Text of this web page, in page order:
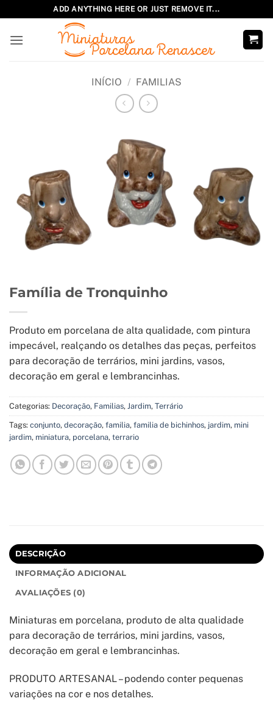
to
content
ADD ANYTHING HERE OR JUST REMOVE IT...
INÍCIO / FAMILIAS
Família de Tronquinho
Produto em porcelana de alta qualidade, com pintura
impecável, realçando os detalhes das peças, perfeitos
para decoração de terrários, mini jardins, vasos,
decoração em geral e lembrancinhas.
Categorias: Decoração, Familias, Jardim, Terrário
Tags: conjunto, decoração, familia, familia de bichinhos, jardim, mini
jardim, miniatura, porcelana, terrario
DESCRIÇÃO
INFORMAÇÃO ADICIONAL
AVALIAÇÕES (0)
Miniaturas em porcelana, produto de alta qualidade
para decoração de terrários, mini jardins, vasos,
decoração em geral e lembrancinhas.
PRODUTO ARTESANAL – podendo conter pequenas
variações na cor e nos detalhes.